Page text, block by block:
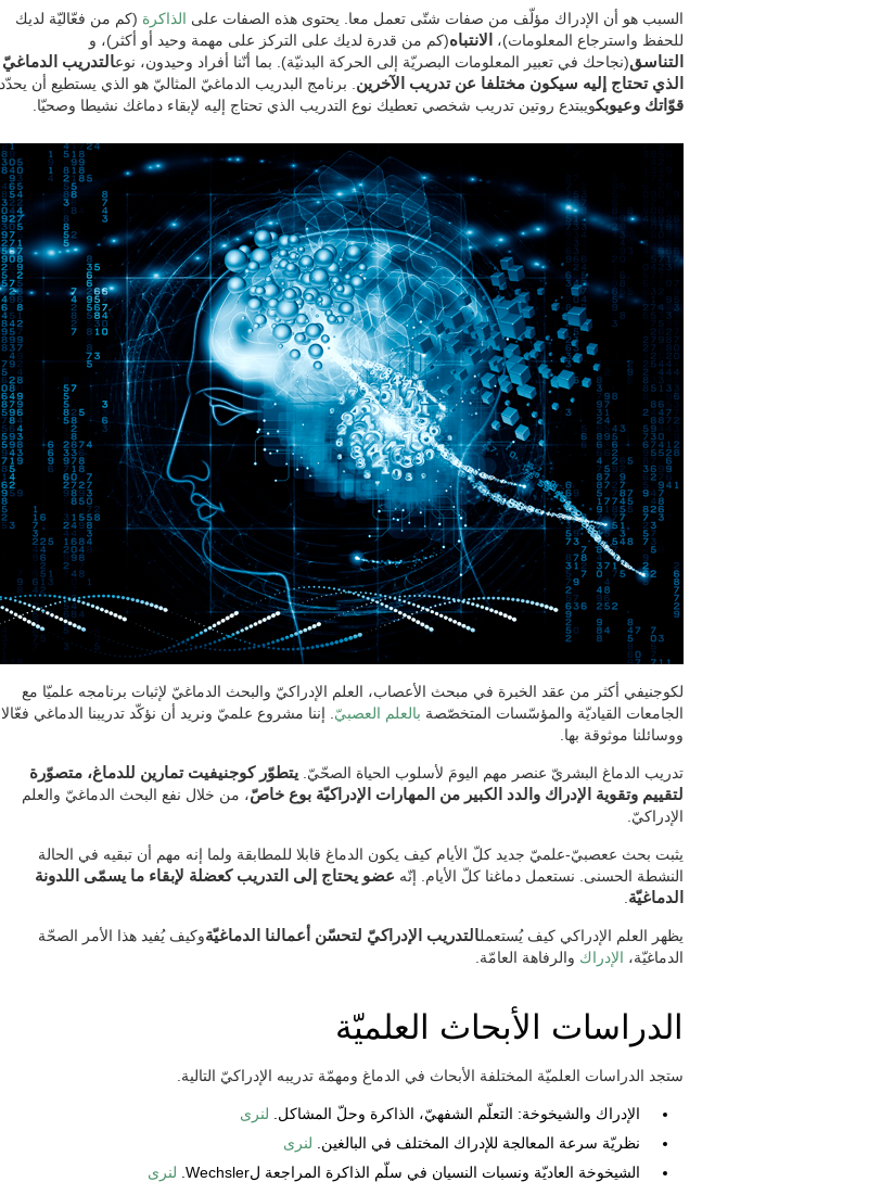
السبب هو أن الإدراك مؤلّف من صفات شتّى تعمل معا. يحتوى هذه الصفات على الذاكرة (كم من فعّاليّة لديك
للحفظ واسترجاع المعلومات)،
الانتباه(كم من قدرة لديك على التركز على مهمة وحيد أو أكثر)، و
التناسق(نجاحك في تعبير المعلومات البصريّة إلى الحركة البدنيّة). بما أنّنا أفراد وحيدون، نوعالتدريب الدماغيّ
الذي تحتاج إليه سيكون مختلفا عن تدريب الآخرين . برنامج البدريب الدماغيّ المثاليّ هو الذي يستطيع أن يحدّد
قوّاتك وعيوبكويبتدع روتين تدريب شخصي تعطيك نوع التدريب الذي تحتاج إليه لإبقاء دماغك نشيطا وصحيّا.
لكوجنيفي أكثر من عقد الخبرة في مبحث الأعصاب، العلم الإدراكيّ والبحث الدماغيّ لإثبات برنامجه علميّا مع
الجامعات القياديّة والمؤسّسات المتخصّصة بالعلم العصبيّ . إننا مشروع علميّ ونريد أن نؤكّد تدريبنا الدماغي فعّالا
ووسائلنا موثوقة بها.
تدريب الدماغ البشريّ عنصر مهم اليومَ لأسلوب الحياة الصحّيّ. يتطوّر كوجنيفيت تمارين للدماغ، متصوّرة
لتقييم وتقوية الإدراك والدد الكبير من المهارات الإدراكيّة بوع خاصّ، من خلال نفع البحث الدماغيّ والعلم
الإدراكيّ.
يثبت بحث ععصبيّ-علميّ جديد كلّ الأيام كيف يكون الدماغ قابلا للمطابقة ولما إنه مهم أن تبقيه في الحالة
النشطة الحسنى. نستعمل دماغنا كلّ الأيام. إنّه عضو يحتاج إلى التدريب كعضلة لإبقاء ما يسمّى اللدونة
الدماغيّة
يظهر العلم الإدراكي كيف يُستعملالتدريب الإدراكيّ لتحسّن أعمالنا الدماغيّةوكيف يُفيد هذا الأمر الصحّة
الدماغيّة، الإدراك والرفاهة العامّة.
الدراسات الأبحاث العلميّة
ستجد الدراسات العلميّة المختلفة الأبحاث في الدماغ ومهمّة تدريبه الإدراكيّ التالية.
الإدراك والشيخوخة: التعلّم الشفهيّ، الذاكرة وحلّ المشاكل. لنرى
نظريّة سرعة المعالجة للإدراك المختلف في البالغين. لنرى
الشيخوخة العاديّة ونسبات النسيان في سلّم الذاكرة المراجعة لWechsler.
لنرى